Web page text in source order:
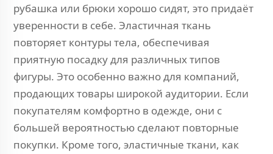
рубашка или брюки хорошо сидят, это придаёт
уверенности в себе. Эластичная ткань
повторяет контуры тела, обеспечивая
приятную посадку для различных типов
фигуры. Это особенно важно для компаний,
продающих товары широкой аудитории. Если
покупателям комфортно в одежде, они с
большей вероятностью сделают повторные
покупки. Кроме того, эластичные ткани, как